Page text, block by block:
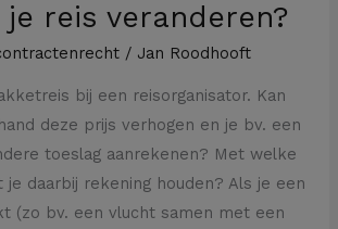
reis veranderen?
/ Jan Roodhooft
bij een reisorganisator. Kan
deze prijs verhogen en je bv. een
toeslag aanrekenen? Met welke
daarbij rekening houden? Als je een
(zo bv. een vlucht samen met een